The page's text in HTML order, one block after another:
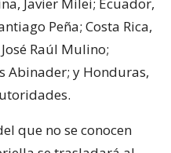
Javier Milei; Ecuador,
Peña; Costa Rica,
Raúl Mulino;
Abinader; y Honduras,
que no se conocen